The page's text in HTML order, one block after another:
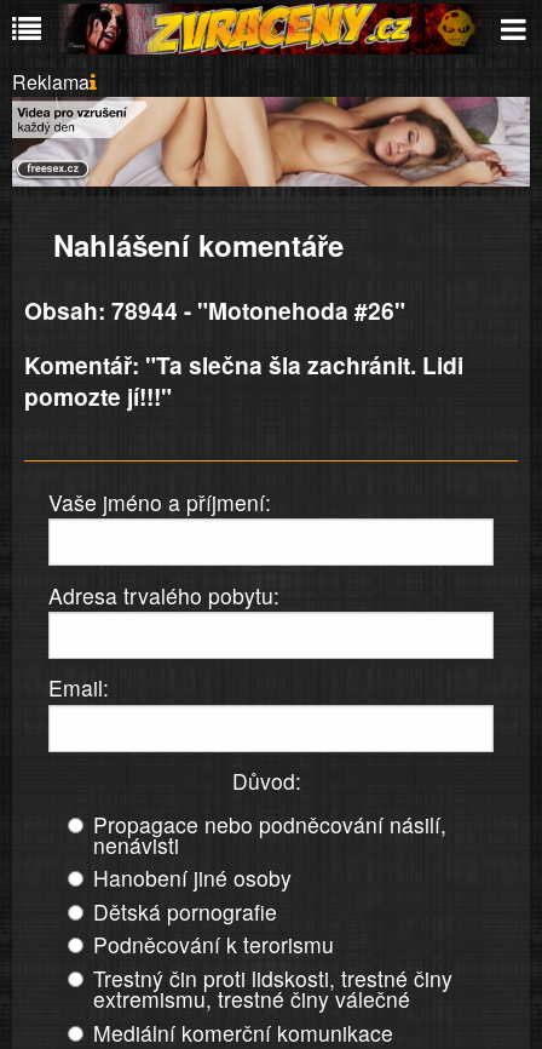
Reklama
Nahlášení komentáře
Obsah: 78944 - "Motonehoda #26"
Komentář: "Ta slečna šla zachránit. Lidi
pomozte jí!!!"
Vaše jméno a příjmení:
Adresa trvalého pobytu:
Email:
Důvod:
Propagace nebo podněcování násilí,
nenávisti
Hanobení jiné osoby
Dětská pornografie
Podněcování k terorismu
Trestný čin proti lidskosti, trestné činy
extremismu, trestné činy válečné
Mediální komerční komunikace